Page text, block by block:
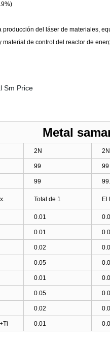
del láser de materiales,
de control del reactor de
Metal
2N 2N
99 99
99
Total de 1 El
0.01
0.01
0.02
0.05
0.01
0.05
0.02
0.01